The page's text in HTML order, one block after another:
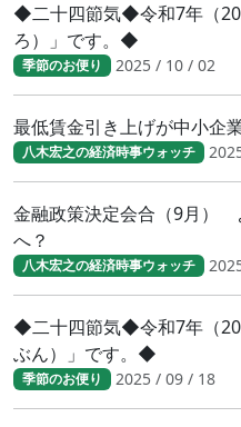
◆二十四節気◆令和7年（
ろ）」です。◆
季節のお便り 2025 / 10 / 02
最低賃金引き上げが中小企
八木宏之の経済時事ウォッチ
金融政策決定会合（9月）
へ？
八木宏之の経済時事ウォッチ
◆二十四節気◆令和7年（
ぶん）」です。◆
季節のお便り 2025 / 09 / 18